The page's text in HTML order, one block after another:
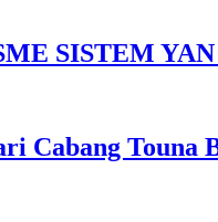
SISTEM
Cabang Touna